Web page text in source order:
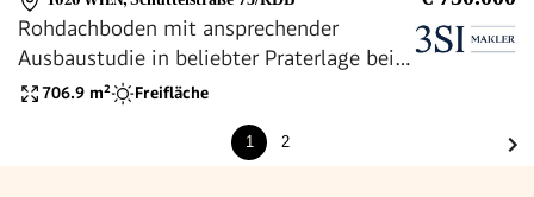
Rohdachboden mit ansprechender
Ausbaustudie in beliebter Praterlage bei
der Jesuitenwiese
706.9 m² Freifläche
1 2